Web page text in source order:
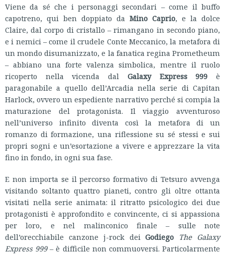
Viene da sé che i personaggi secondari – come il buffo
capotreno, qui ben doppiato da Mino Caprio, e la dolce
Claire, dal corpo di cristallo – rimangano in secondo piano,
e i nemici – come il crudele Conte Meccanico, la metafora di
un mondo disumanizzato, e la fanatica regina Prometheum
– abbiano una forte valenza simbolica, mentre il ruolo
ricoperto nella vicenda dal Galaxy Express 999 è
paragonabile a quello dell’Arcadia nella serie di Capitan
Harlock, ovvero un espediente narrativo perché si compia la
maturazione del protagonista. Il viaggio avventuroso
nell’universo infinito diventa così la metafora di un
romanzo di formazione, una riflessione su sé stessi e sui
propri sogni e un’esortazione a vivere e apprezzare la vita
fino in fondo, in ogni sua fase.
E non importa se il percorso formativo di Tetsuro avvenga
visitando soltanto quattro pianeti, contro gli oltre ottanta
visitati nella serie animata: il ritratto psicologico dei due
protagonisti è approfondito e convincente, ci si appassiona
per loro, e nel malinconico finale – sulle note
dell’orecchiabile canzone j-rock deiGodiego The Galaxy
Express 999– è difficile non commuoversi. Particolarmente